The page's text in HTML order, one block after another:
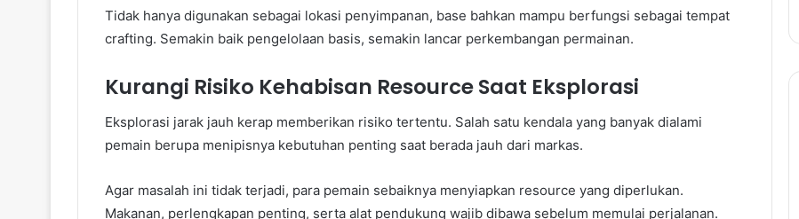
Tidak hanya digunakan sebagai lokasi penyimpanan, base bahkan mampu berfungsi sebagai tempat
crafting. Semakin baik pengelolaan basis, semakin lancar perkembangan permainan.
Kurangi Risiko Kehabisan Resource Saat Eksplorasi
Eksplorasi jarak jauh kerap memberikan risiko tertentu. Salah satu kendala yang banyak dialami
pemain berupa menipisnya kebutuhan penting saat berada jauh dari markas.
Agar masalah ini tidak terjadi, para pemain sebaiknya menyiapkan resource yang diperlukan.
Makanan, perlengkapan penting, serta alat pendukung wajib dibawa sebelum memulai perjalanan.